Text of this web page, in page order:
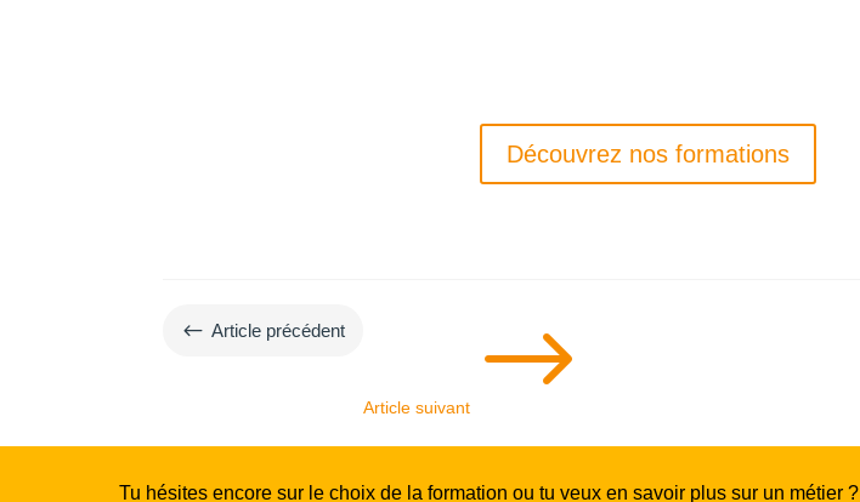
Découvrez nos formations
# Article précédent
Article suivant $
Tu hésites encore sur le choix de la formation ou tu veux en savoir plus sur un métier ?